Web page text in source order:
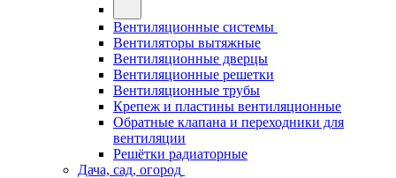
Вентиляционные системы
Вентиляторы вытяжные
Вентиляционные дверцы
Вентиляционные решетки
Вентиляционные трубы
Крепеж и пластины вентиляционные
Обратные клапана и переходники для
вентиляции
Решётки радиаторные
Дача, сад, огород